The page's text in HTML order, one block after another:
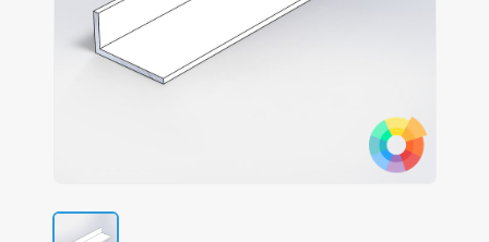
alu kokerprofielen
alu buisprofielen
alu hoeklijnen
alu L-lijnen
alu U-strips
alu platstaf profielen